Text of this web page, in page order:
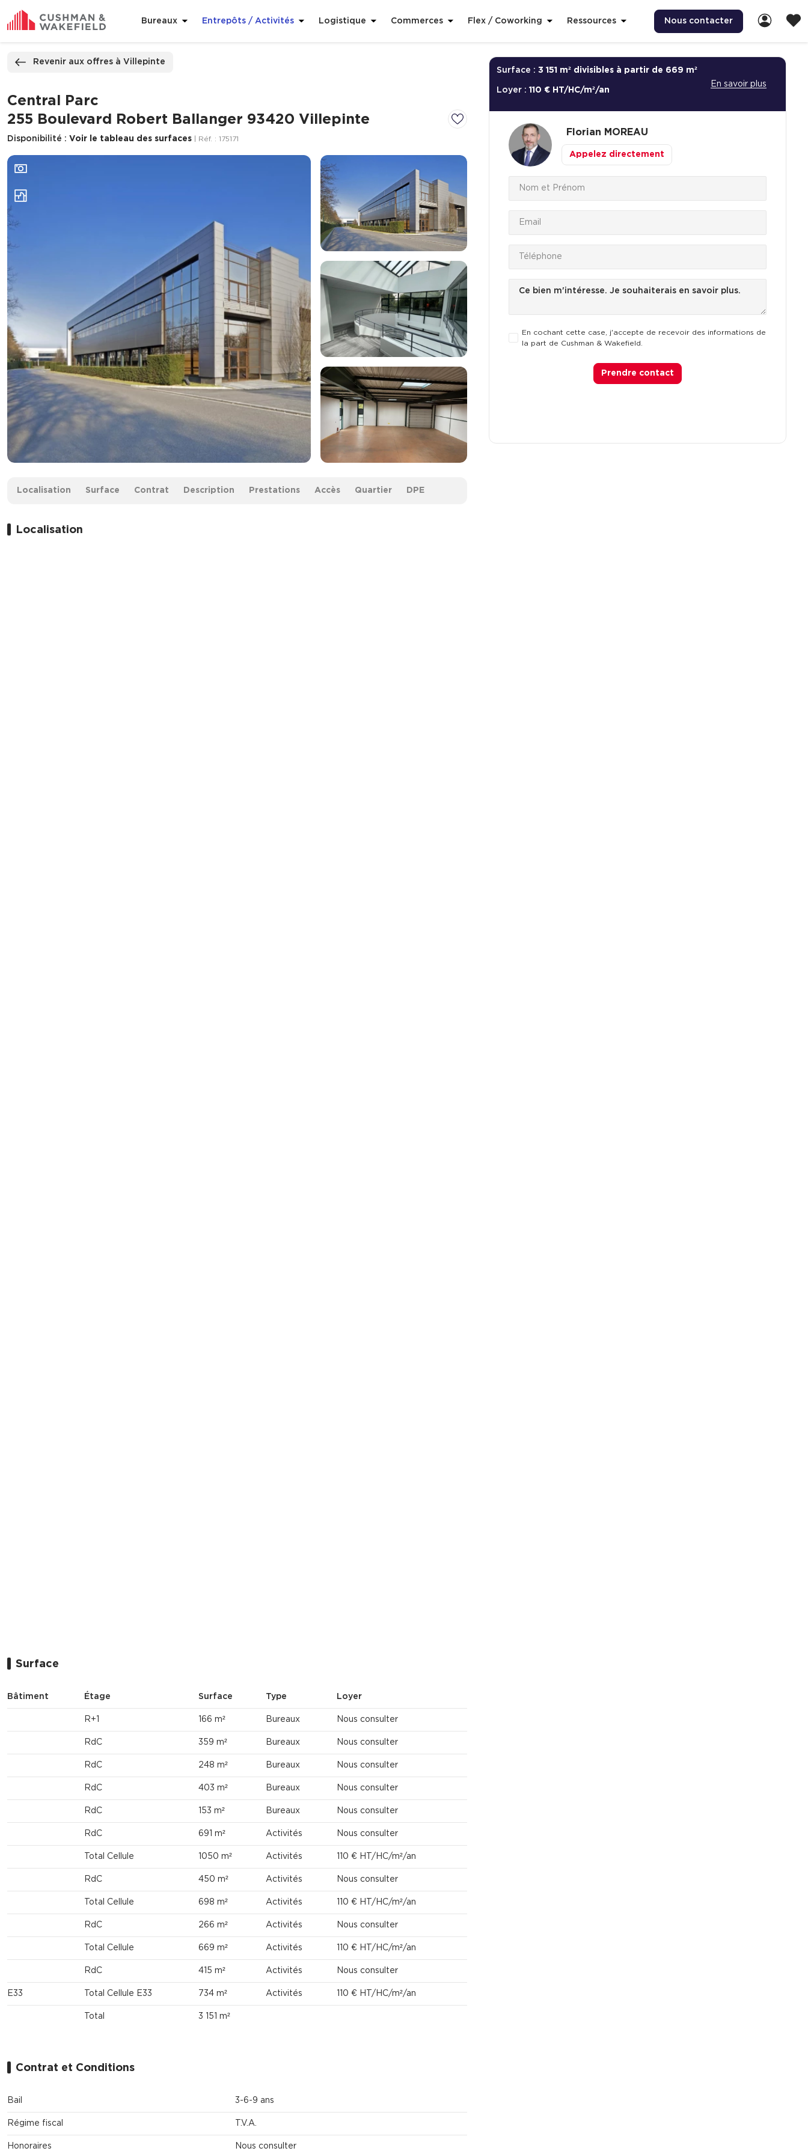
Bureaux Entrepôts / Activités Logistique Commerces Flex / Coworking Ressources Nous contacter
Revenir aux offres à Villepinte
Central Parc
255 Boulevard Robert Ballanger 93420 Villepinte
Disponibilité : Voir le tableau des surfaces | Réf. : 175171
Localisation Surface Contrat Description Prestations Accès Quartier DPE
Localisation
Surface
Bâtiment Étage Surface Type Loyer
R+1 166 m² Bureaux Nous consulter
RdC 359 m² Bureaux Nous consulter
RdC 248 m² Bureaux Nous consulter
RdC 403 m² Bureaux Nous consulter
RdC 153 m² Bureaux Nous consulter
RdC 691 m² Activités Nous consulter
Total Cellule 1050 m² Activités 110 € HT/HC/m²/an
RdC 450 m² Activités Nous consulter
Total Cellule 698 m² Activités 110 € HT/HC/m²/an
RdC 266 m² Activités Nous consulter
Total Cellule 669 m² Activités 110 € HT/HC/m²/an
RdC 415 m² Activités Nous consulter
E33 Total Cellule E33 734 m² Activités 110 € HT/HC/m²/an
Total 3 151 m²
Contrat et Conditions
Bail 3-6-9 ans
Régime fiscal T.V.A.
Honoraires Nous consulter
Surface : 3 151 m² divisibles à partir de 669 m²
Loyer : 110 € HT/HC/m²/an
En savoir plus
Florian MOREAU
Appelez directement
En cochant cette case, j'accepte de recevoir des informations de
la part de Cushman & Wakefield.
Prendre contact